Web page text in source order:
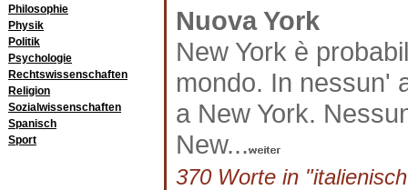
Philosophie
Physik
Politik
Psychologie
Rechtswissenschaften
Religion
Sozialwissenschaften
Spanisch
Sport
Nuova York
New York è
mondo. In nessun'
a New York.
New...
370 Worte in